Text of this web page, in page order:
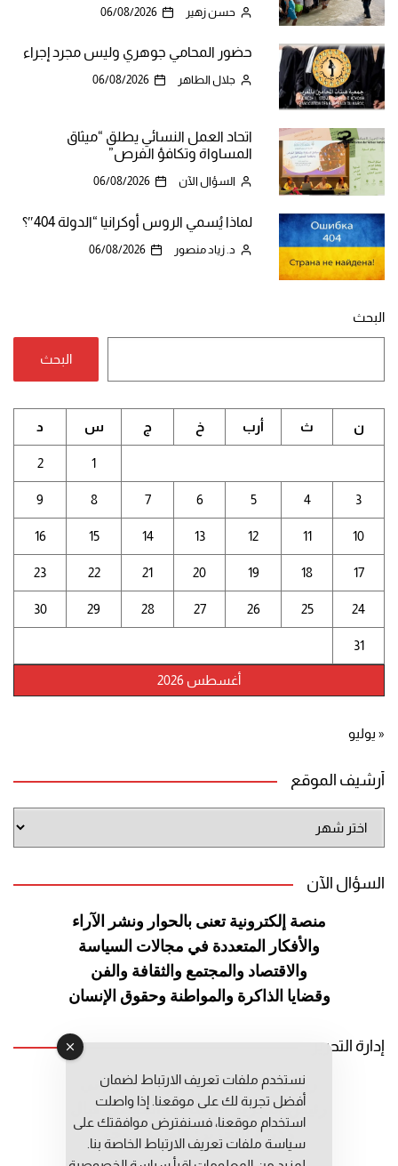
حسن زهير 06/08/2026
حضور المحامي جوهري وليس مجرد إجراء
جلال الطاهر 06/08/2026
اتحاد العمل النسائي يطلق “ميثاق
المساواة وتكافؤ الفرص”
السؤال الآن 06/08/2026
لماذا يُسمي الروس أوكرانيا “الدولة 404″؟
د. زياد منصور 06/08/2026
البحث
البحث
أغسطس 2026
ن ث أرب خ ج س د
1
2
3
4
5
6
7
8
9
10
11
12
13
14
15
16
17
18
19
20
21
22
23
24
25
26
27
28
29
30
31
« يوليو
أرشيف الموقع
الموقع
السؤال الآن
منصة إلكترونية تعنى بالحوار ونشر الآراء
والأفكار المتعددة في مجالات السياسة
والاقتصاد والمجتمع والثقافة والفن
وقضايا الذاكرة والمواطنة وحقوق الإنسان
إدارة التحرير
رئيس التحرير: عبد الرحيم التوراني
رئيس التحرير المساعد: المعطي قبال
مديرة التحرير: فاطمة حوحو
نستخدم ملفات تعريف الارتباط لضمان
أفضل تجربة لك على موقعنا. إذا واصلت
استخدام موقعنا، فسنفترض موافقتك على
سياسة ملفات تعريف الارتباط الخاصة بنا.